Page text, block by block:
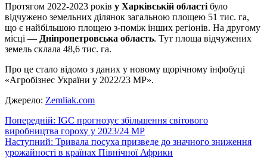
Протягом 2022-2023 років у Харківській області було
відчужено земельних ділянок загальною площею 51 тис. га,
що є найбільшою площею з-поміж інших регіонів. На другому
місці — Дніпропетровська область. Тут площа відчужених
земель склала 48,6 тис. га.
Про це стало відомо з даних у новому щорічному інфобуці
«Агробізнес України у 2022/23 МР».
Джерело: Zemliak.com
Навігація
записів
Попередній: IGC прогнозує збільшення світового
виробництва гороху у 2023/24 МР
Наступний: Тривала посуха призведе до значного зниження
урожайності в країнах Північної Африки